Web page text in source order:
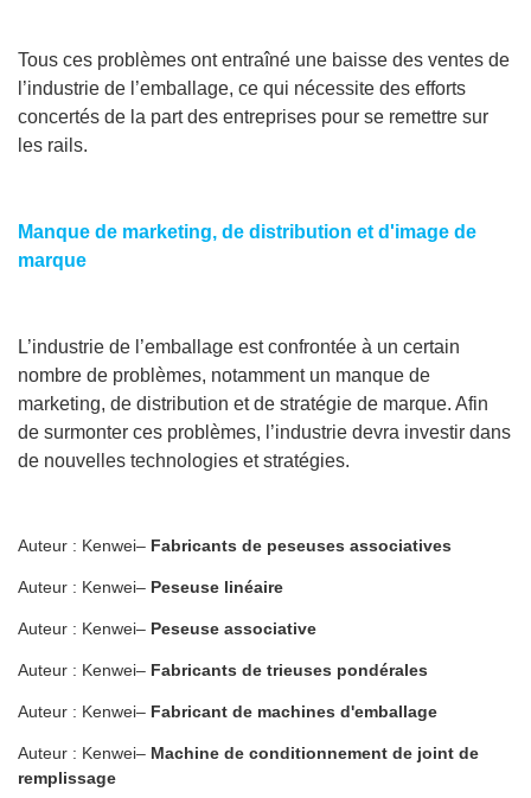
Tous ces problèmes ont entraîné une baisse des ventes de
l’industrie de l’emballage, ce qui nécessite des efforts
concertés de la part des entreprises pour se remettre sur
les rails.
Manque de marketing, de distribution et d'image de
marque
L’industrie de l’emballage est confrontée à un certain
nombre de problèmes, notamment un manque de
marketing, de distribution et de stratégie de marque. Afin
de surmonter ces problèmes, l’industrie devra investir dans
de nouvelles technologies et stratégies.
Auteur : Kenwei– Fabricants de peseuses associatives
Auteur : Kenwei– Peseuse linéaire
Auteur : Kenwei– Peseuse associative
Auteur : Kenwei– Fabricants de trieuses pondérales
Auteur : Kenwei– Fabricant de machines d'emballage
Auteur : Kenwei– Machine de conditionnement de joint de
remplissage